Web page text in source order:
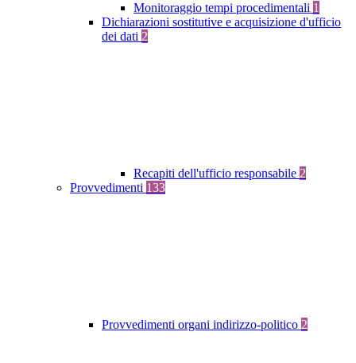
Monitoraggio tempi procedimentali 1
Dichiarazioni sostitutive e acquisizione d'ufficio
dei dati 2
Recapiti dell'ufficio responsabile 2
Provvedimenti 133
Provvedimenti organi indirizzo-politico 2